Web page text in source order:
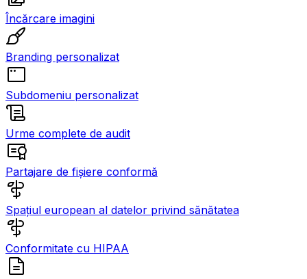
Încărcare imagini
Branding personalizat
Subdomeniu personalizat
Urme complete de audit
Partajare de fișiere conformă
Spațiul european al datelor privind sănătatea
Conformitate cu HIPAA